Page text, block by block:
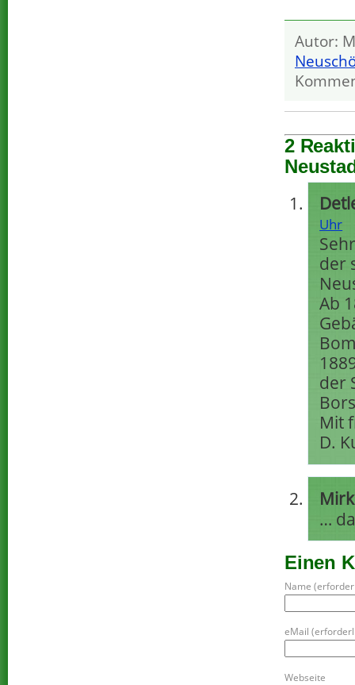
Autor:
2
Uhr
der
Ab
der
Mit
D.
…
Einen
Name
eMail
Webseite